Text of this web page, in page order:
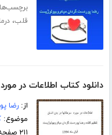
قلب،
دانلود کتاب اطلاعات در
از:رضا
موضوع:
۲۱۱ صفحه